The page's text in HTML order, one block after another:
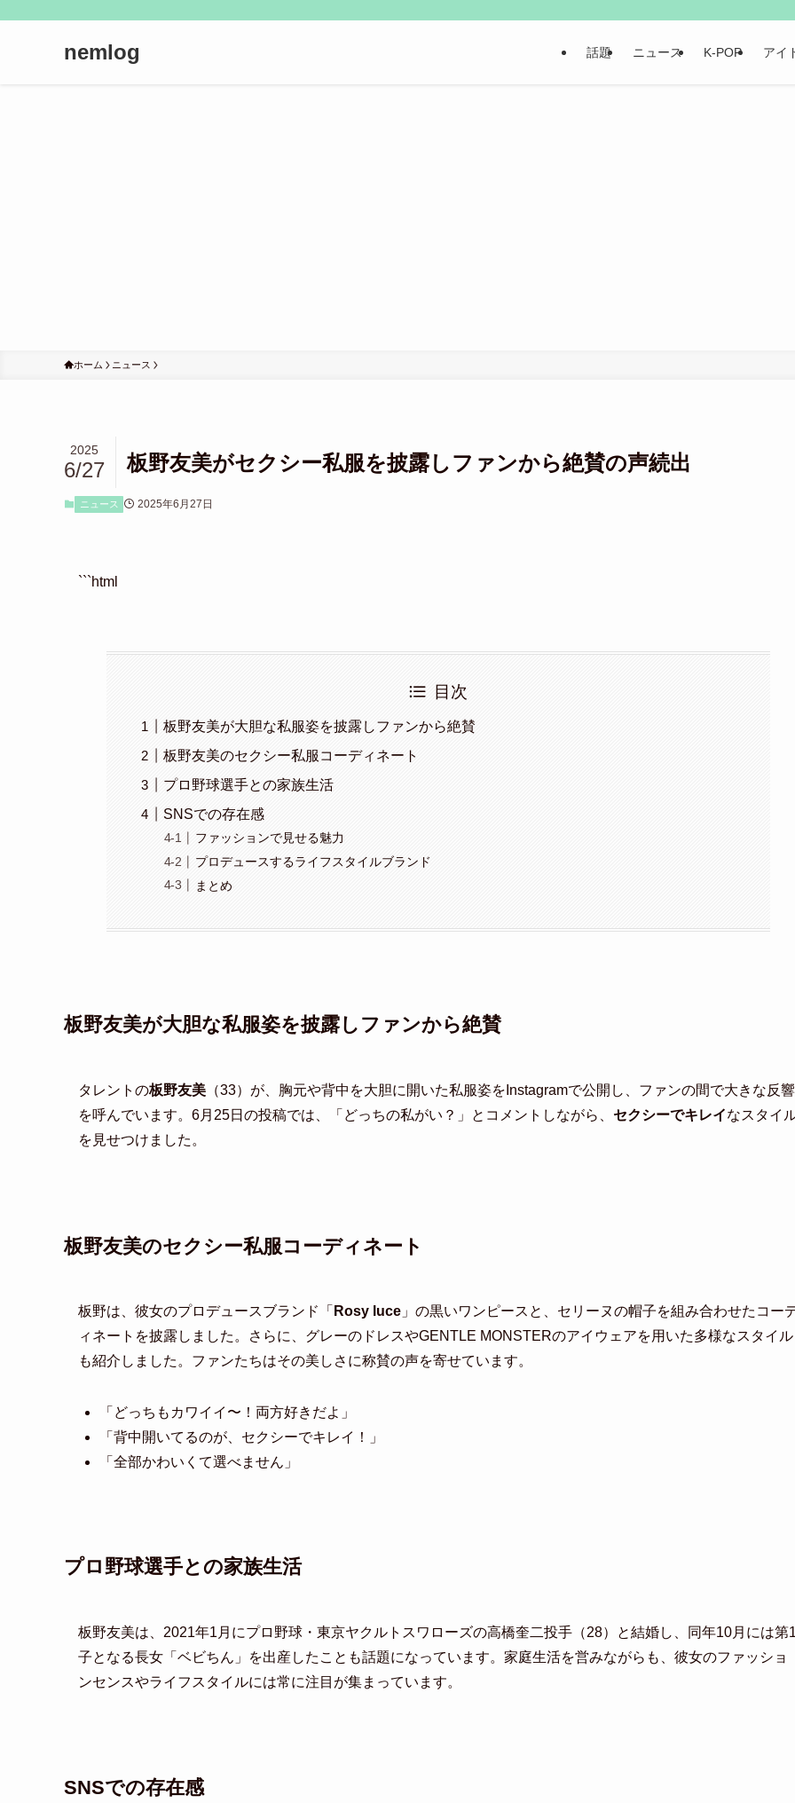
nemlog 話題 ニュース K-POP アイ
ホーム ニュース
板野友美がセクシー私服を披露しファンから絶賛の声続出
2025
6/27
ニュース 2025年6月27日
```html
目次
板野友美が大胆な私服姿を披露しファンから絶賛
板野友美のセクシー私服コーディネート
プロ野球選手との家族生活
SNSでの存在感
ファッションで見せる魅力
プロデュースするライフスタイルブランド
まとめ
板野友美が大胆な私服姿を披露しファンから絶賛
タレントの板野友美 （33）が、胸元や背中を大胆に開いた私服姿をInstagramで公開し、ファンの間で大きな反響
を呼んでいます。6月25日の投稿では、「どっちの私がい？」とコメントしながら、 セクシーでキレイなスタイ
を見せつけました。
板野友美のセクシー私服コーディネート
板野は、彼女のプロデュースブランド「 Rosy luce 」の黒いワンピースと、セリーヌの帽子を組み合わせたコー
ィネートを披露しました。さらに、グレーのドレスやGENTLE MONSTERのアイウェアを用いた多様なスタイル
も紹介しました。ファンたちはその美しさに称賛の声を寄せています。
「どっちもカワイイ〜！両方好きだよ」
「背中開いてるのが、セクシーでキレイ！」
「全部かわいくて選べません」
プロ野球選手との家族生活
板野友美は、2021年1月にプロ野球・東京ヤクルトスワローズの高橋奎二投手（28）と結婚し、同年10月には第
子となる長女「ベビちん」を出産したことも話題になっています。家庭生活を営みながらも、彼女のファッショ
ンセンスやライフスタイルには常に注目が集まっています。
SNSでの存在感